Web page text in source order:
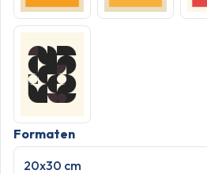
Formaten
20x30 cm